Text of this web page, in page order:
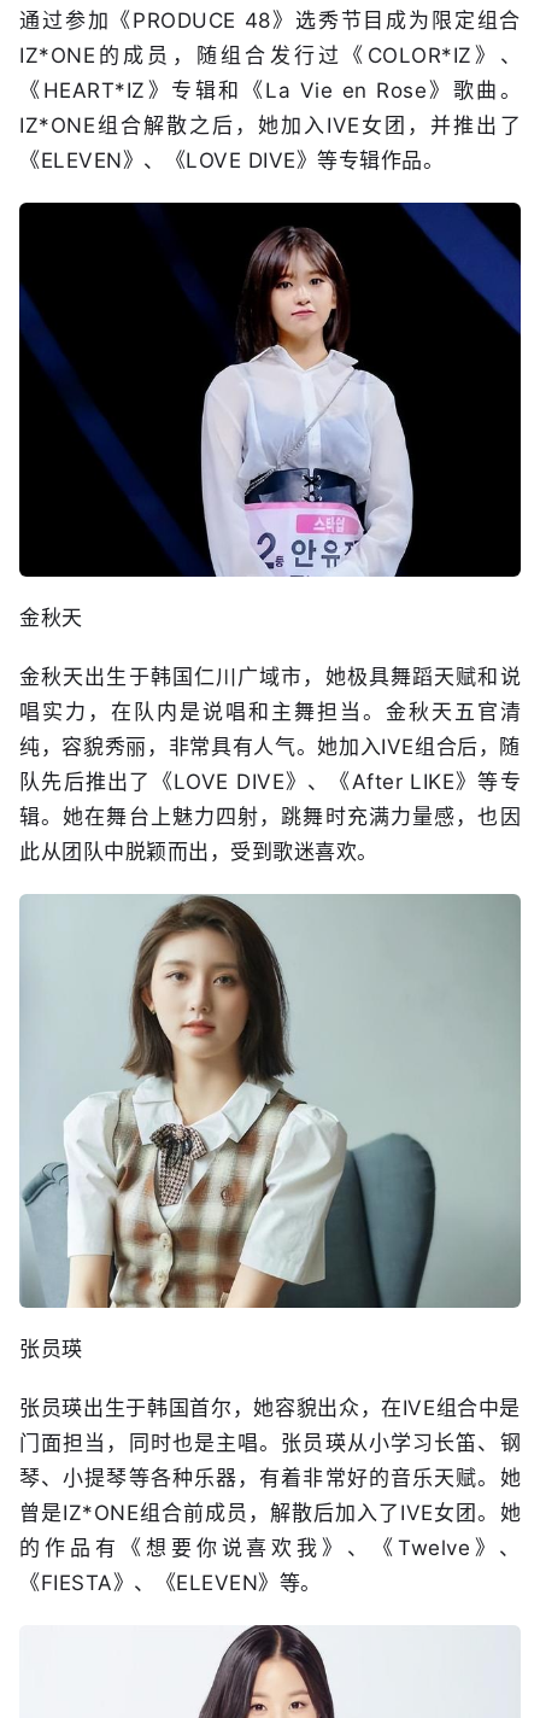
通过参加《PRODUCE 48》选秀节目成为限定组合
IZ*ONE的成员，随组合发行过《COLOR*IZ》、
《HEART*IZ》专辑和《La Vie en Rose》歌曲。
IZ*ONE组合解散之后，她加入IVE女团，并推出了
《ELEVEN》、《LOVE DIVE》等专辑作品。
金秋天
金秋天出生于韩国仁川广域市，她极具舞蹈天赋和说
唱实力，在队内是说唱和主舞担当。金秋天五官清
纯，容貌秀丽，非常具有人气。她加入IVE组合后，随
队先后推出了《LOVE DIVE》、《After LIKE》等专
辑。她在舞台上魅力四射，跳舞时充满力量感，也因
此从团队中脱颖而出，受到歌迷喜欢。
张员瑛
张员瑛出生于韩国首尔，她容貌出众，在IVE组合中是
门面担当，同时也是主唱。张员瑛从小学习长笛、钢
琴、小提琴等各种乐器，有着非常好的音乐天赋。她
曾是IZ*ONE组合前成员，解散后加入了IVE女团。她
的作品有《想要你说喜欢我》、《Twelve》、
《FIESTA》、《ELEVEN》等。